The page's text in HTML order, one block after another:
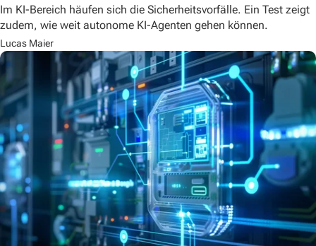
Im KI-Bereich häufen sich die Sicherheitsvorfälle. Ein Test zeigt
zudem, wie weit autonome KI-Agenten gehen können.
Lucas Maier